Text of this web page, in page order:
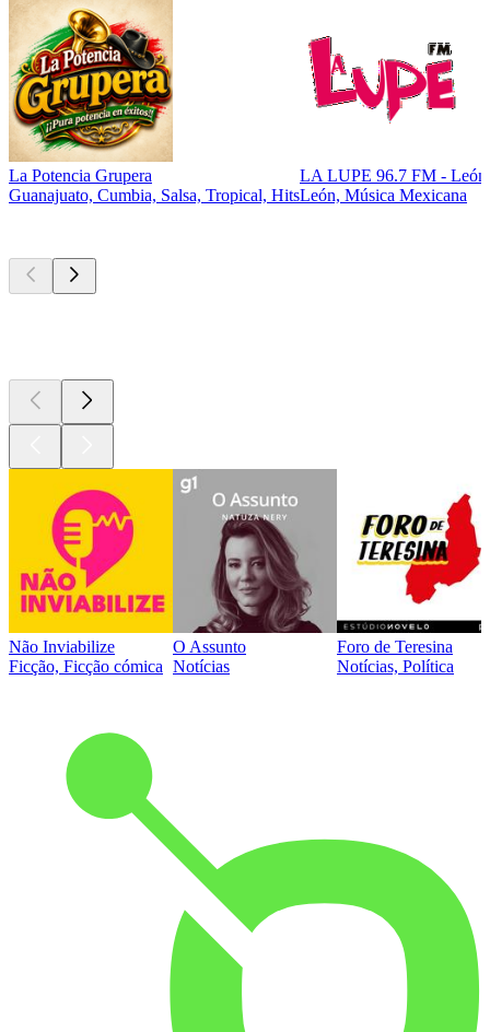
La Potencia Grupera
Guanajuato, Cumbia, Salsa, Tropical, Hits
LA LUPE 96.7 FM - León
León, Música Mexicana
Não Inviabilize
Ficção, Ficção cómica
O Assunto
Notícias
Foro de Teresina
Notícias, Política